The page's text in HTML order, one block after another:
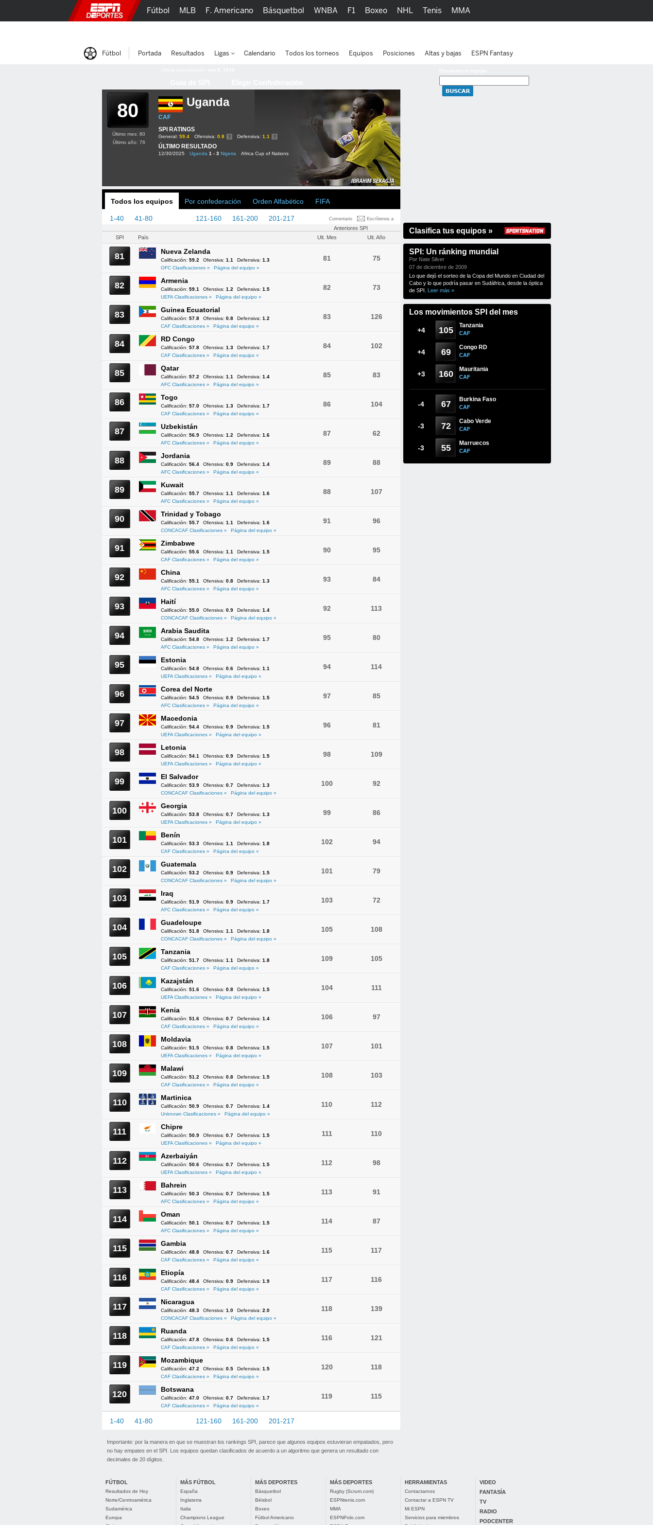
80 Uganda
CAF
SPI RATINGS
General: 59.4 Ofensiva: 0.8 Defensiva: 1.1
ÚLTIMO RESULTADO
12/30/2025 Uganda 1 - 3 Nigeria Africa Cup of Nations
Último mes: 80
Último año: 76
Todos los equipos Por confederación Orden Alfabético FIFA
Comentario Escríbenos a
1-40 41-80 121-160 161-200 201-217
Anteriores SPI
SPI
País Ult. Mes Ult. Año
81 Nueva Zelanda
Calificación: 59.2 Ofensiva: 1.1 Defensiva: 1.3
OFC Clasificaciones »
Página del equipo »
81 75
82 Armenia
Calificación: 59.1 Ofensiva: 1.2 Defensiva: 1.5
UEFA Clasificaciones »
Página del equipo »
82 73
83 Guinea Ecuatorial
Calificación: 57.8 Ofensiva: 0.8 Defensiva: 1.2
CAF Clasificaciones »
Página del equipo »
83 126
84 RD Congo
Calificación: 57.8 Ofensiva: 1.3 Defensiva: 1.7
CAF Clasificaciones »
Página del equipo »
84 102
85 Qatar
Calificación: 57.2 Ofensiva: 1.1 Defensiva: 1.4
AFC Clasificaciones »
Página del equipo »
85 83
86 Togo
Calificación: 57.0 Ofensiva: 1.3 Defensiva: 1.7
CAF Clasificaciones »
Página del equipo »
86 104
87 Uzbekistán
Calificación: 56.9 Ofensiva: 1.2 Defensiva: 1.6
AFC Clasificaciones »
Página del equipo »
87 62
88 Jordania
Calificación: 56.4 Ofensiva: 0.9 Defensiva: 1.4
AFC Clasificaciones »
Página del equipo »
89 88
89 Kuwait
Calificación: 55.7 Ofensiva: 1.1 Defensiva: 1.6
AFC Clasificaciones »
Página del equipo »
88 107
90 Trinidad y Tobago
Calificación: 55.7 Ofensiva: 1.1 Defensiva: 1.6
CONCACAF Clasificaciones »
Página del equipo »
91 96
91 Zimbabwe
Calificación: 55.6 Ofensiva: 1.1 Defensiva: 1.5
CAF Clasificaciones »
Página del equipo »
90 95
92 China
Calificación: 55.1 Ofensiva: 0.8 Defensiva: 1.3
AFC Clasificaciones »
Página del equipo »
93 84
93 Haití
Calificación: 55.0 Ofensiva: 0.9 Defensiva: 1.4
CONCACAF Clasificaciones »
Página del equipo »
92 113
94 Arabia Saudita
Calificación: 54.8 Ofensiva: 1.2 Defensiva: 1.7
AFC Clasificaciones »
Página del equipo »
95 80
95 Estonia
Calificación: 54.8 Ofensiva: 0.6 Defensiva: 1.1
UEFA Clasificaciones »
Página del equipo »
94 114
96 Corea del Norte
Calificación: 54.5 Ofensiva: 0.9 Defensiva: 1.5
AFC Clasificaciones »
Página del equipo »
97 85
97 Macedonia
Calificación: 54.4 Ofensiva: 0.9 Defensiva: 1.5
UEFA Clasificaciones »
Página del equipo »
96 81
98 Letonia
Calificación: 54.1 Ofensiva: 0.9 Defensiva: 1.5
UEFA Clasificaciones »
Página del equipo »
98 109
99 El Salvador
Calificación: 53.9 Ofensiva: 0.7 Defensiva: 1.3
CONCACAF Clasificaciones »
Página del equipo »
100 92
100 Georgia
Calificación: 53.8 Ofensiva: 0.7 Defensiva: 1.3
UEFA Clasificaciones »
Página del equipo »
99 86
101 Benín
Calificación: 53.3 Ofensiva: 1.1 Defensiva: 1.8
CAF Clasificaciones »
Página del equipo »
102 94
102 Guatemala
Calificación: 53.2 Ofensiva: 0.9 Defensiva: 1.5
CONCACAF Clasificaciones »
Página del equipo »
101 79
103 Iraq
Calificación: 51.9 Ofensiva: 0.9 Defensiva: 1.7
AFC Clasificaciones »
Página del equipo »
103 72
104 Guadeloupe
Calificación: 51.8 Ofensiva: 1.1 Defensiva: 1.8
CONCACAF Clasificaciones »
Página del equipo »
105 108
105 Tanzania
Calificación: 51.7 Ofensiva: 1.1 Defensiva: 1.8
CAF Clasificaciones »
Página del equipo »
109 105
106 Kazajstán
Calificación: 51.6 Ofensiva: 0.8 Defensiva: 1.5
UEFA Clasificaciones »
Página del equipo »
104 111
107 Kenia
Calificación: 51.6 Ofensiva: 0.7 Defensiva: 1.4
CAF Clasificaciones »
Página del equipo »
106 97
108 Moldavia
Calificación: 51.5 Ofensiva: 0.8 Defensiva: 1.5
UEFA Clasificaciones »
Página del equipo »
107 101
109 Malawi
Calificación: 51.2 Ofensiva: 0.8 Defensiva: 1.5
CAF Clasificaciones »
Página del equipo »
108 103
110 Martinica
Calificación: 50.9 Ofensiva: 0.7 Defensiva: 1.4
Unknown Clasificaciones »
Página del equipo »
110 112
111 Chipre
Calificación: 50.9 Ofensiva: 0.7 Defensiva: 1.5
UEFA Clasificaciones »
Página del equipo »
111 110
112 Azerbaiyán
Calificación: 50.6 Ofensiva: 0.7 Defensiva: 1.5
UEFA Clasificaciones »
Página del equipo »
112 98
113 Bahrein
Calificación: 50.3 Ofensiva: 0.7 Defensiva: 1.5
AFC Clasificaciones »
Página del equipo »
113 91
114 Oman
Calificación: 50.1 Ofensiva: 0.7 Defensiva: 1.5
AFC Clasificaciones »
Página del equipo »
114 87
115 Gambia
Calificación: 48.8 Ofensiva: 0.7 Defensiva: 1.6
CAF Clasificaciones »
Página del equipo »
115 117
116 Etiopía
Calificación: 48.4 Ofensiva: 0.9 Defensiva: 1.9
CAF Clasificaciones »
Página del equipo »
117 116
117 Nicaragua
Calificación: 48.3 Ofensiva: 1.0 Defensiva: 2.0
CONCACAF Clasificaciones »
Página del equipo »
118 139
118 Ruanda
Calificación: 47.8 Ofensiva: 0.6 Defensiva: 1.5
CAF Clasificaciones »
Página del equipo »
116 121
119 Mozambique
Calificación: 47.2 Ofensiva: 0.5 Defensiva: 1.5
CAF Clasificaciones »
Página del equipo »
120 118
120 Botswana
Calificación: 47.0 Ofensiva: 0.7 Defensiva: 1.7
CAF Clasificaciones »
Página del equipo »
119 115
1-40 41-80 121-160 161-200 201-217
Importante: por la manera en que se muestran los rankings SPI, parece que algunos equipos estuvieran empatados, pero
no hay empates en el SPI. Los equipos quedan clasificados de acuerdo a un algoritmo que genera un resultado con
decimales de 20 dígitos.
Clasifica tus equipos »
SPI: Un ránking mundial
Por Nate Silver
07 de diciembre de 2009
Lo que dejó el sorteo de la Copa del Mundo en Ciudad del
Cabo y lo que podría pasar en Sudáfrica, desde la óptica
de SPI. Leer más »
Los movimientos SPI del mes
+4 105 Tanzania
CAF
+4 69 Congo RD
CAF
+3 160 Mauritania
CAF
-4 67 Burkina Faso
CAF
-3 72 Cabo Verde
CAF
-3 55 Marruecos
CAF
FÚTBOL
Resultados de Hoy
Norte/Centroamérica
Sudamérica
Europa
MÁS FÚTBOL
España
Inglaterra
Italia
Champions League
MÁS DEPORTES
Básquetbol
Béisbol
Boxeo
Fútbol Americano
MÁS DEPORTES
Rugby (Scrum.com)
ESPNtenis.com
MMA
ESPNPolo.com
HERRAMIENTAS
Contactarnos
Contactar a ESPN TV
Mi ESPN
Servicios para miembros
VIDEO
FANTASÍA
TV
RADIO
PODCENTER
Fútbol MLB F. Americano Básquetbol WNBA F1 Boxeo NHL Tenis MMA
Fútbol Portada Resultados Ligas Calendario Todos los torneos Equipos Posiciones Altas y bajas ESPN Fantasy